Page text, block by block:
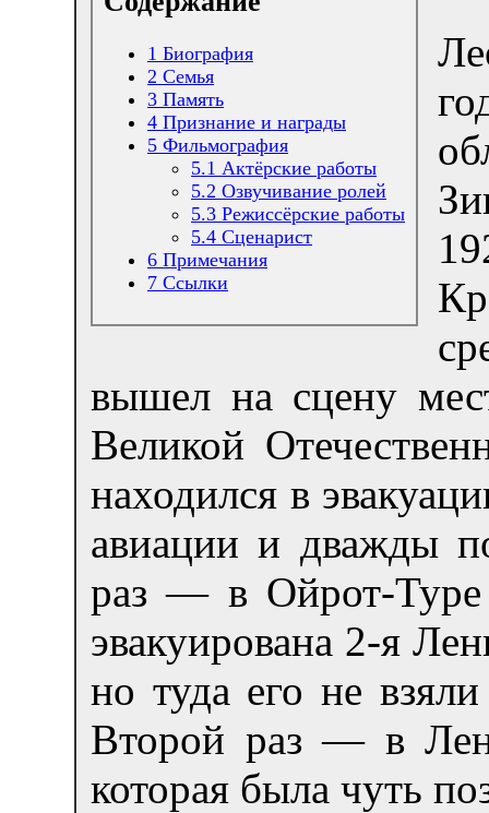
1 Биография
2 Семья
3 Память
4 Признание и награды
5 Фильмография
5.1 Актёрские работы
5.2 Озвучивание ролей
5.3 Режиссёрские работы
5.4 Сценарист
6 Примечания
7 Ссылки
вышел на сцену
Великой
находился в
авиации и дважды
раз — в Ойрот-Туре
эвакуирована 2-я
но туда его не
Второй раз — в
которая была чуть